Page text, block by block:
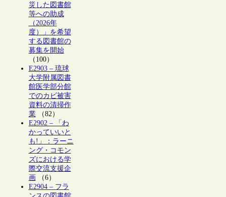
災した図書館
等への助成
（2026年
度）」を希望
する図書館の
募集を開始
（100）
E2903 – 琉球
大学附属図書
館医学部分館
でのカビ被害
資料の清掃作
業（82）
E2902 – 「わ
かっていいと
も!」：ラーニ
ング・コモン
ズにおける学
際交流支援企
画 （6）
E2904 – フラ